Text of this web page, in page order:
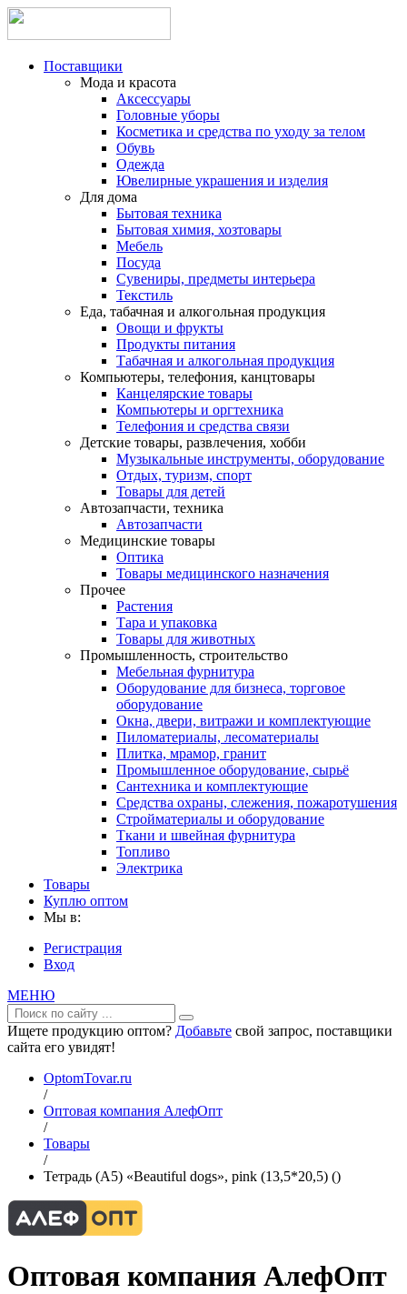
Поставщики
Мода и красота
Аксессуары
Головные уборы
Косметика и средства по уходу за телом
Обувь
Одежда
Ювелирные украшения и изделия
Для дома
Бытовая техника
Бытовая химия, хозтовары
Мебель
Посуда
Сувениры, предметы интерьера
Текстиль
Еда, табачная и алкогольная продукция
Овощи и фрукты
Продукты питания
Табачная и алкогольная продукция
Компьютеры, телефония, канцтовары
Канцелярские товары
Компьютеры и оргтехника
Телефония и средства связи
Детские товары, развлечения, хобби
Музыкальные инструменты, оборудование
Отдых, туризм, спорт
Товары для детей
Автозапчасти, техника
Автозапчасти
Медицинские товары
Оптика
Товары медицинского назначения
Прочее
Растения
Тара и упаковка
Товары для животных
Промышленность, строительство
Мебельная фурнитура
Оборудование для бизнеса, торговое
оборудование
Окна, двери, витражи и комплектующие
Пиломатериалы, лесоматериалы
Плитка, мрамор, гранит
Промышленное оборудование, сырьё
Сантехника и комплектующие
Средства охраны, слежения, пожаротушения
Стройматериалы и оборудование
Ткани и швейная фурнитура
Топливо
Электрика
Товары
Куплю оптом
Мы в:
Регистрация
Вход
МЕНЮ
Ищете продукцию оптом? Добавьте свой запрос, поставщики
сайта его увидят!
OptomTovar.ru
/
Оптовая компания АлефОпт
/
Товары
/
Тетрадь (A5) «Beautiful dogs», pink (13,5*20,5) ()
Оптовая компания АлефОпт